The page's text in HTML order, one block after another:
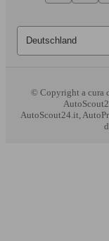
© Copyright a cura
AutoScout24.it,